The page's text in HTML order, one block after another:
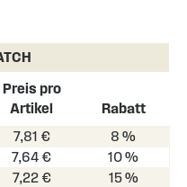
Preis pro
Artikel
Rabatt
7,81 €
8 %
7,64 €
10 %
7,22 €
15 %